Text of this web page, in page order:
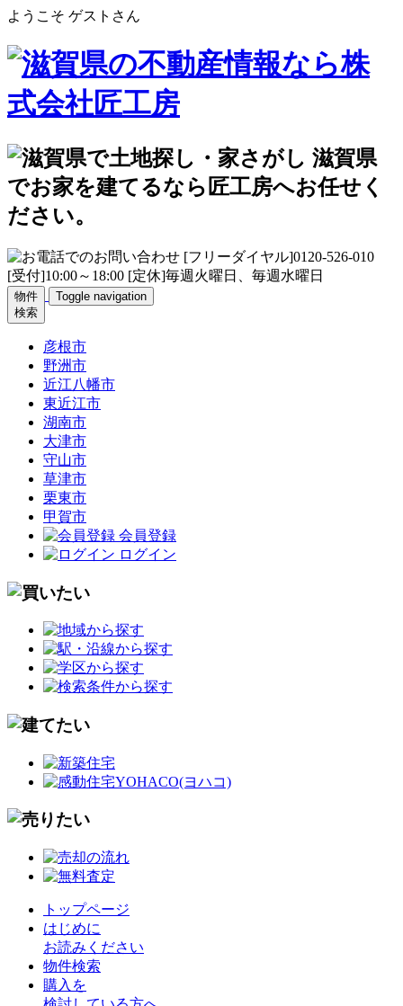
ようこそ ゲストさん
物件
検索
Toggle navigation
彦根市
野洲市
近江八幡市
東近江市
湖南市
大津市
守山市
草津市
栗東市
甲賀市
会員登録
ログイン
トップページ
はじめに
お読みください
物件検索
購入を